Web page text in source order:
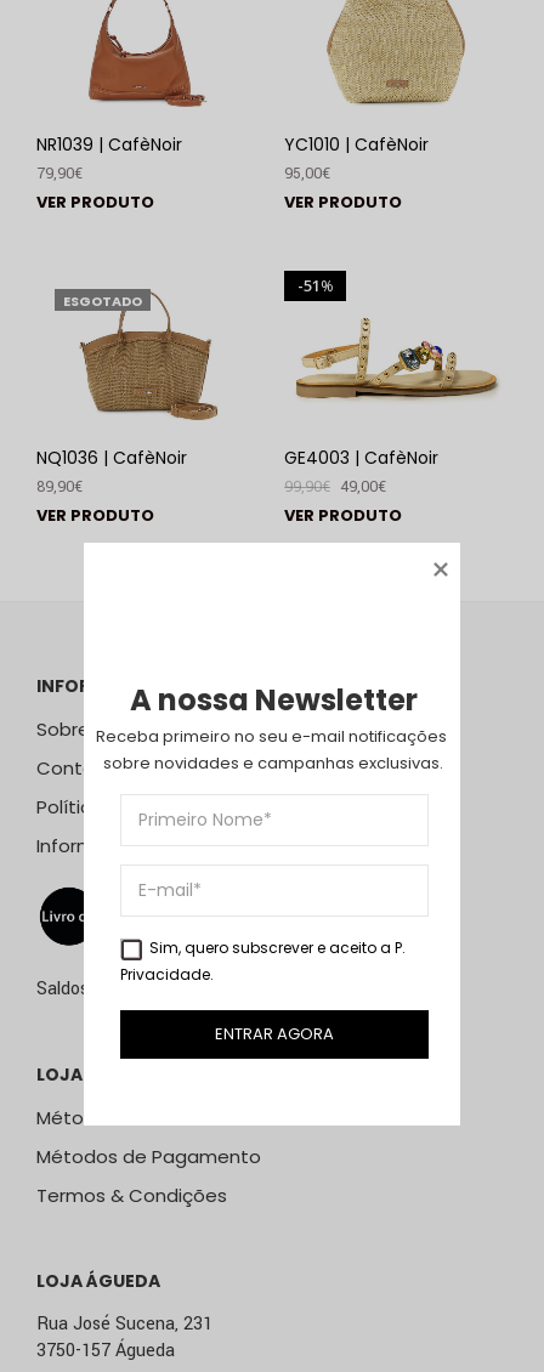
NR1039 | CafèNoir
79,90€
VER PRODUTO
YC1010 | CafèNoir
95,00€
VER PRODUTO
ESGOTADO
NQ1036 | CafèNoir
89,90€
VER PRODUTO
%
51
GE4003 | CafèNoir
99,90€ 49,00€
VER PRODUTO
INFORMAÇÕES
Sobre Nós
Contactos
Política de Privacidade
Informação Resolução Litígios
Saldos de 15 de julho a 15 de setembro de 2026
LOJA ONLINE
Métodos e Custos de Envio
Métodos de Pagamento
Termos & Condições
LOJA ÁGUEDA
Rua José Sucena, 231
3750-157 Águeda
A nossa Newsletter
Receba primeiro no seu e-mail notificações
sobre novidades e campanhas exclusivas.
Sim, quero subscrever e aceito a P.
Privacidade.
ENTRAR AGORA